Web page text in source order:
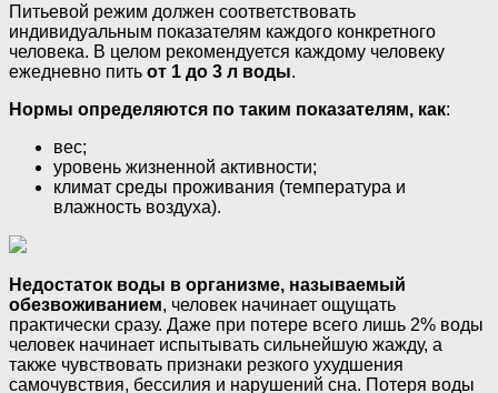
Питьевой режим должен соответствовать
индивидуальным показателям каждого конкретного
человека. В целом рекомендуется каждому человеку
ежедневно пить от 1 до 3 л воды.
Нормы определяются по таким показателям, как:
вес;
уровень жизненной активности;
климат среды проживания (температура и
влажность воздуха).
Недостаток воды в организме, называемый
обезвоживанием, человек начинает ощущать
практически сразу. Даже при потере всего лишь 2% воды
человек начинает испытывать сильнейшую жажду, а
также чувствовать признаки резкого ухудшения
самочувствия, бессилия и нарушений сна. Потеря воды